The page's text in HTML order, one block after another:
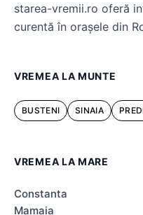
starea-vremii.ro oferă
curentă în orașele din
VREMEA LA MUNTE
BUSTENI SINAIA
VREMEA LA MARE
Constanta
Mamaia